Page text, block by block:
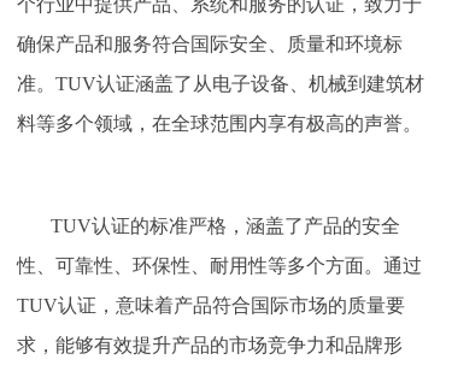
个行业中提供产品、系统和服务的认证，致力于
确保产品和服务符合国际安全、质量和环境标
准。TUV认证涵盖了从电子设备、机械到建筑材
料等多个领域，在全球范围内享有极高的声誉。
TUV认证的标准严格，涵盖了产品的安全
性、可靠性、环保性、耐用性等多个方面。通过
TUV认证，意味着产品符合国际市场的质量要
求，能够有效提升产品的市场竞争力和品牌形